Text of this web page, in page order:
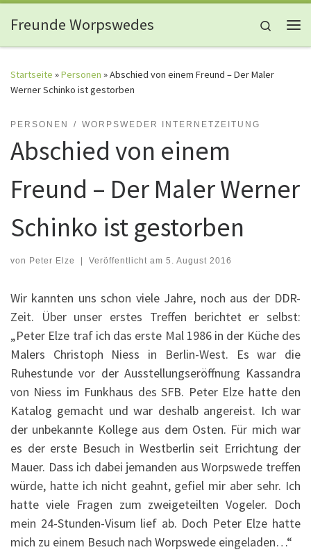
Zum Inhalt springen
Freunde Worpswedes
Search
Startseite »Personen »Abschied von einem Freund – Der Maler
Werner Schinko ist gestorben
PERSONEN WORPSWEDER INTERNETZEITUNG
Abschied von einem
Freund – Der Maler Werner
Schinko ist gestorben
von Peter Elze | Veröffentlicht am 5. August 2016
Wir kannten uns schon viele Jahre, noch aus der DDR-
Zeit. Über unser erstes Treffen berichtet er selbst:
„Peter Elze traf ich das erste Mal 1986 in der Küche des
Malers Christoph Niess in Berlin-West. Es war die
Ruhestunde vor der Ausstellungseröffnung Kassandra
von Niess im Funkhaus des SFB. Peter Elze hatte den
Katalog gemacht und war deshalb angereist. Ich war
der unbekannte Kollege aus dem Osten. Für mich war
es der erste Besuch in Westberlin seit Errichtung der
Mauer. Dass ich dabei jemanden aus Worpswede treffen
würde, hatte ich nicht geahnt, gefiel mir aber sehr. Ich
hatte viele Fragen zum zweigeteilten Vogeler. Doch
mein 24-Stunden-Visum lief ab. Doch Peter Elze hatte
mich zu einem Besuch nach Worpswede eingeladen…“